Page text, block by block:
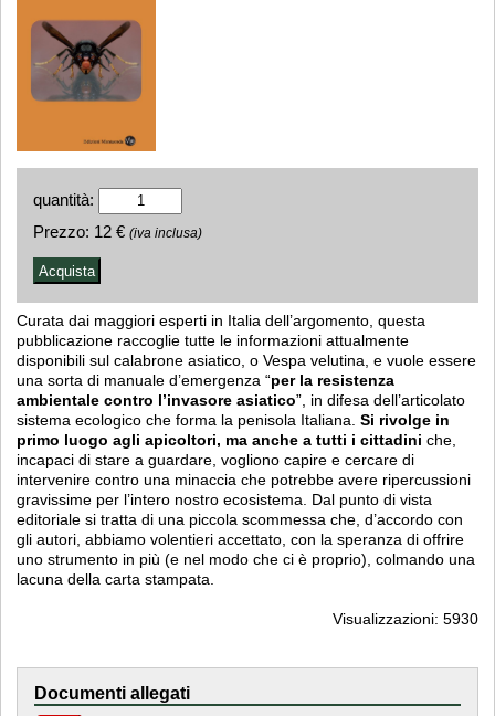
quantità:
Prezzo: 12 € (iva inclusa)
Curata dai maggiori esperti in Italia dell’argomento, questa
pubblicazione raccoglie tutte le informazioni attualmente
disponibili sul calabrone asiatico, o Vespa velutina, e vuole essere
una sorta di manuale d’emergenza “per la resistenza
ambientale contro l’invasore asiatico”, in difesa dell’articolato
sistema ecologico che forma la penisola Italiana.Si rivolge in
primo luogo agli apicoltori, ma anche a tutti i cittadini che,
incapaci di stare a guardare, vogliono capire e cercare di
intervenire contro una minaccia che potrebbe avere ripercussioni
gravissime per l’intero nostro ecosistema. Dal punto di vista
editoriale si tratta di una piccola scommessa che, d’accordo con
gli autori, abbiamo volentieri accettato, con la speranza di offrire
uno strumento in più (e nel modo che ci è proprio), colmando una
lacuna della carta stampata.
Visualizzazioni: 5930
Documenti allegati